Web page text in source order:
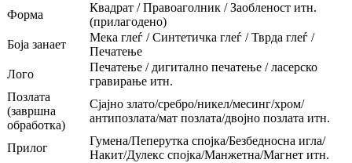
Форма
Квадрат / Правоаголник / Заобленост итн.
(прилагодено)
Боја занает
Мека глеѓ / Синтетичка глеѓ / Тврда глеѓ /
Печатење
Лого
Печатење / дигитално печатење / ласерско
гравирање итн.
Позлата
(завршна
обработка)
Сјајно злато/сребро/никел/месинг/хром/
антипозлата/мат позлата/двојно позлата итн.
Прилог
Гумена/Пеперутка спојка/Безбедносна игла/
Накит/Дулекс спојка/Манжетна/Магнет итн.